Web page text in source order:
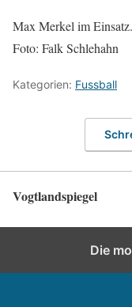
Max Merkel im Einsatz.
Foto: Falk Schlehahn
Kategorien: Fussball
Vogtlandspiegel
Die